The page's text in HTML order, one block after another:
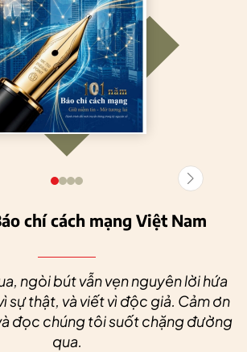
chí cách mạng Việt Nam
ngòi bút vẫn vẹn nguyên lời hứa
sự thật, và viết vì độc giả. Cảm ơn
đọc chúng tôi suốt chặng đường
qua.